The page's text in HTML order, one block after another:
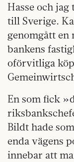
Hasse och jag
till Sverige.
genomgått
bankens
oförvitliga
En som fick
Bildt hade
enda vägens
innebar att